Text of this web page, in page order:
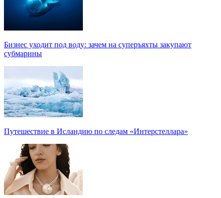
Бизнес уходит под воду: зачем на суперъяхты закупают
субмарины
Путешествие в Исландию по следам «Интерстеллара»